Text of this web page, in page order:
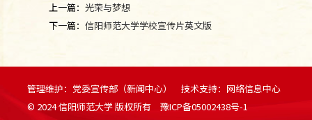
上一篇： 光荣与梦想
下一篇： 信阳师范大学学校宣传片英文版
管理维护： 党委宣传部（新闻中心） 技术支持： 网络信息中心
© 2024 信阳师范大学 版权所有 豫ICP备05002438号-1